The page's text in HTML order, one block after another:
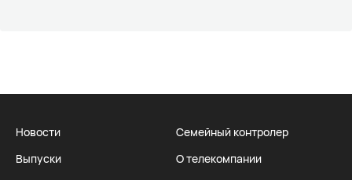
Новости
Выпуски
Семейный контролер
О телекомпании